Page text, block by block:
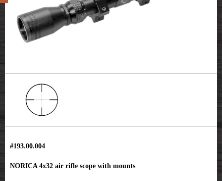
#193.00.004
NORICA 4x32 air rifle scope with mounts